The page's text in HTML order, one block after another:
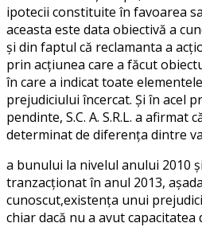
ipotecii constituite în favoarea
aceasta este data obiectivă a
şi din faptul că reclamanta a
prin acţiunea care a făcut
în care a indicat toate
prejudiciului încercat. Şi în acel
pendinte, S.C. A. S.R.L. a
determinat de diferenţa dintre
a bunului la nivelul anului 2010
tranzacţionat în anul 2013,
cunoscut,existenţa unui
chiar dacă nu a avut capacitatea